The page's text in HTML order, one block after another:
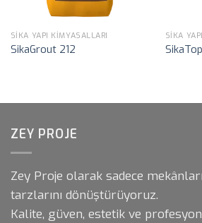
SIKA YAPI KIMYASALLARI
SikaGrout 212
SIKA
ZEY PROJE
Zey Proje olarak sadece
tarzlarını dönüştürüyoruz.
Kalite, güven, estetik ve